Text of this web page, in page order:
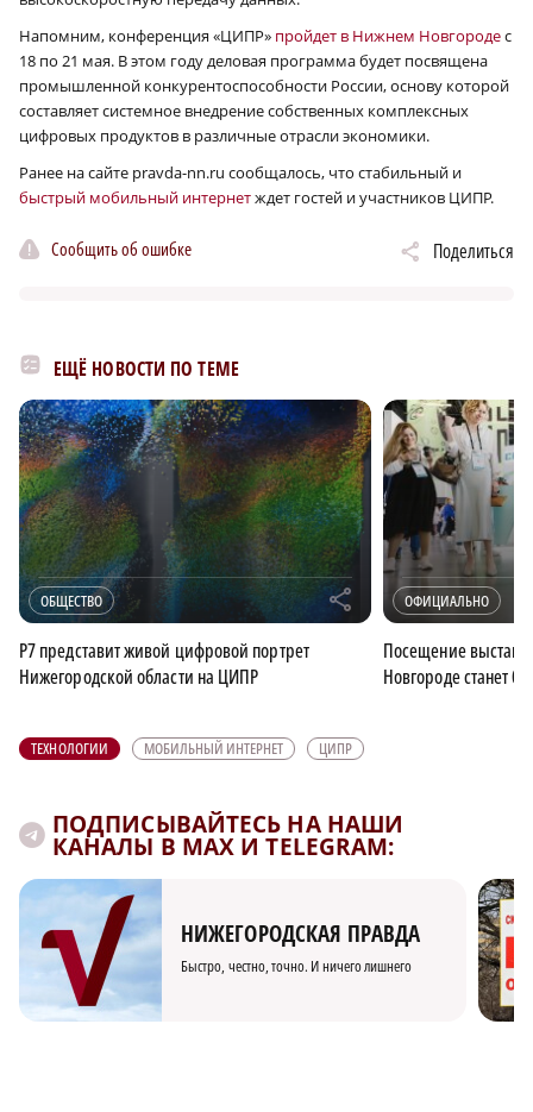
Напомним, конференция «ЦИПР» пройдет в Нижнем Новгородес
18 по 21 мая. В этом году деловая программа будет посвящена
промышленной конкурентоспособности России, основу которой
составляет системное внедрение собственных комплексных
цифровых продуктов в различные отрасли экономики.
Ранее на сайте pravda-nn.ru сообщалось, что стабильный и
быстрый мобильный интернетждет гостей и участников ЦИПР.
Сообщить об ошибке Поделиться
ЕЩЁ НОВОСТИ ПО ТЕМЕ
ОБЩЕСТВО r
Р7 представит живой цифровой портрет
Нижегородской области на ЦИПР
ОФИЦИАЛЬНО
Посещение
Новгороде станет
ТЕХНОЛОГИИ МОБИЛЬНЫЙ ИНТЕРНЕТ ЦИПР
ПОДПИСЫВАЙТЕСЬ НА НАШИ
КАНАЛЫ В MAX И TELEGRAM:
НИЖЕГОРОДСКАЯ ПРАВДА
Быстро, честно, точно. И ничего лишнего